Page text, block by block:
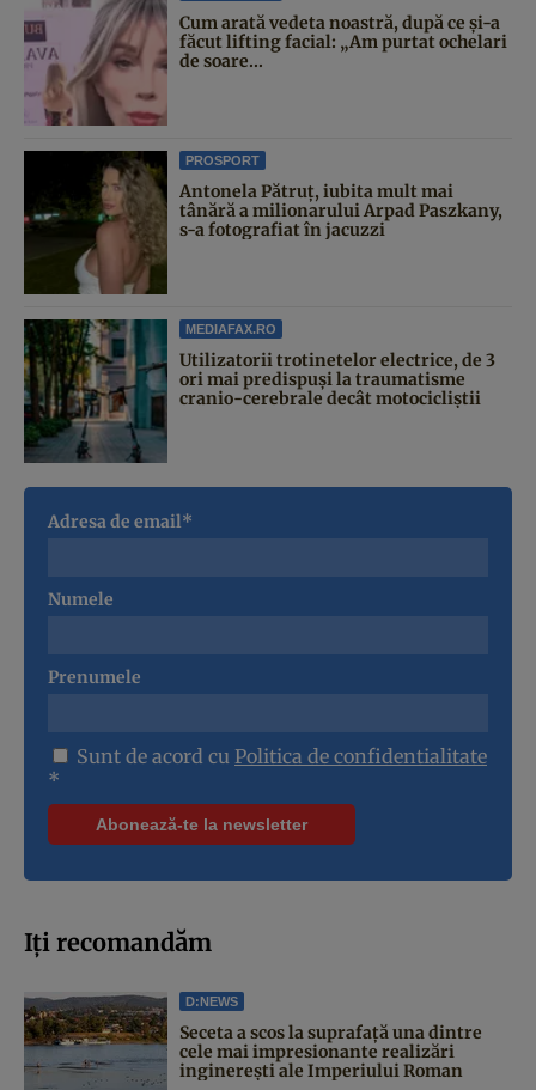
Cum arată vedeta noastră, după ce și-a
făcut lifting facial: „Am purtat ochelari
de soare...
PROSPORT
Antonela Pătruț, iubita mult mai
tânără a milionarului Arpad Paszkany,
s-a fotografiat în jacuzzi
MEDIAFAX.RO
Utilizatorii trotinetelor electrice, de 3
ori mai predispuși la traumatisme
cranio-cerebrale decât motocicliștii
Adresa de email*
Numele
Prenumele
Sunt de acord cu Politica de confidentialitate
*
Iți recomandăm
D:NEWS
Seceta a scos la suprafață una dintre
cele mai impresionante realizări
inginerești ale Imperiului Roman